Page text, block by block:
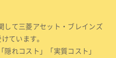
して三菱アセット・ブレインズ
ています。
隠れコスト」「実質コスト」